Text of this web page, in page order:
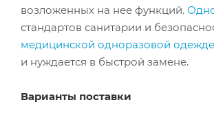
возложенных на нее функций.
стандартов санитарии и
медицинской одноразовой одежде
и нуждается в быстрой замене.
Варианты поставки